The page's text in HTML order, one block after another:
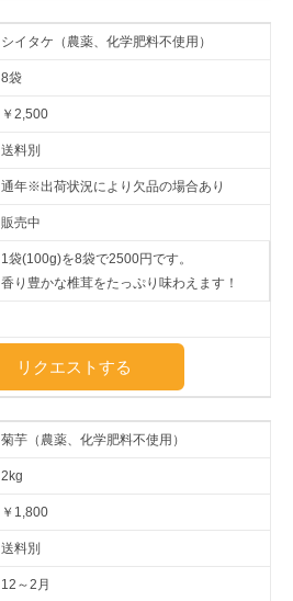
シイタケ（農薬、化学肥料不使用）
8袋
￥2,500
送料別
通年※出荷状況により欠品の場合あり
販売中
1袋(100g)を8袋で2500円です。
香り豊かな椎茸をたっぷり味わえます！
リクエストする
菊芋（農薬、化学肥料不使用）
2kg
￥1,800
送料別
12～2月